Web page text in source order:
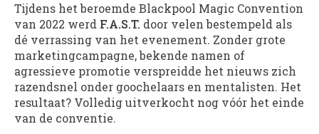
Tijdens het beroemde Blackpool Magic Convention
van 2022 werd F.A.S.T. door velen bestempeld als
dé verrassing van het evenement. Zonder grote
marketingcampagne, bekende namen of
agressieve promotie verspreidde het nieuws zich
razendsnel onder goochelaars en mentalisten. Het
resultaat? Volledig uitverkocht nog vóór het einde
van de conventie.